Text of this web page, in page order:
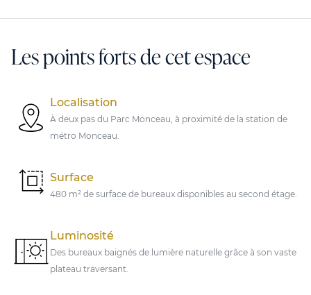
culturelle, avec à proximité le musée Nissim de
artères commerçantes comme le boulevard
Haussmann.
Les points forts de cet espace
Localisation
À deux pas du Parc Monceau, à proximité de la station de
métro Monceau.
Surface
480 m² de surface de bureaux disponibles au second étage.
Luminosité
Des bureaux baignés de lumière naturelle grâce à son vaste
plateau traversant.